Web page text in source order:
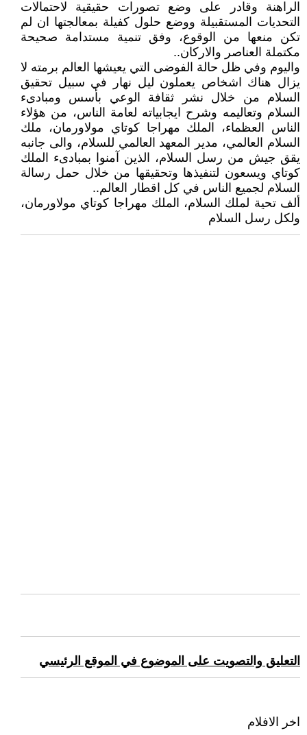
الراهنة وقادر على وضع تصورات حقيقية لاحتمالات
التحديات المستقبيلة ووضع حلول كفيلة بمعالجتها ان لم
تكن منعها من الوقوع، وفق تنمية مستدامة صحيحة
مكتملة العناصر والاركان..
واليوم وفي ظل حالة الفوضى التي يعيشها العالم برمته لا
يزال هناك اشخاص يعملون ليل نهار في سبيل تحقيق
السلام من خلال نشر ثقافة الوعي بأسس ومبادىء
السلام وتعاليمه وشرح ايجابياته لعامة الناس، من هؤلاء
الناس العظماء، الملك مهراجا كوتاي مولاورمان، ملك
السلام العالمي، مدير المعهد العالمي للسلام، والى جانبه
يقق جيش من رسل السلام، الذين آمنوا بمبادىء الملك
كوتاي ويسعون لتنفيذها وتحقيقها من خلال حمل رسالة
السلام لجميع الناس في كل اقطار العالم..
ألف تحية لملك السلام، الملك مهراجا كوتاي مولاورمان،
ولكل رسل السلام
التعليق والتصويت على الموضوع في الموقع الرئيسي
اخر الافلام